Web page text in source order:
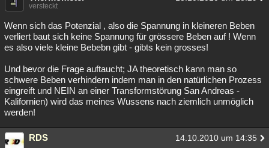
versteckt
Wenn sich das Potenzial , also die Spannung in kleineren Beben
verliert baut sich keine Spannung für grössere Beben auf ! Wenn
es also viele kleine Bebebn gibt - gibts kein grosses!
Und bevor die Frage auftaucht; JA theoretisch kann man so
schwere Beben verhindern indem man in den natürlichen Prozess
eingreift und NEIN an einer Transformstörung San Andreas -
Kalifornien) wird das meines Wussens nach ziemlich unmöglich
werden!
RDS 14.10.2010 um 14:35